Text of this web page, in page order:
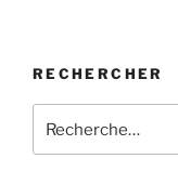
RECHERCHER
pour